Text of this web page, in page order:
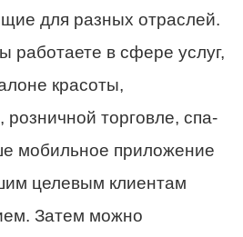
для разных отраслей.
работаете в сфере услуг,
красоты,
торговле, спа-
мобильное приложение
целевым клиентам
Затем можно